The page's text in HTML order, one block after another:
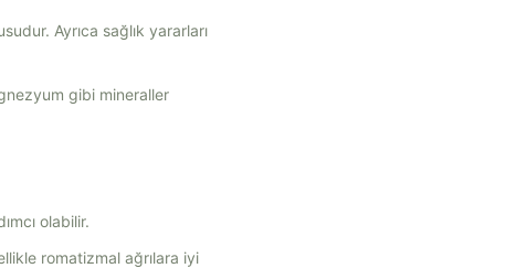
Ayrıca sağlık yararları
gibi mineraller
olabilir.
romatizmal ağrılara iyi